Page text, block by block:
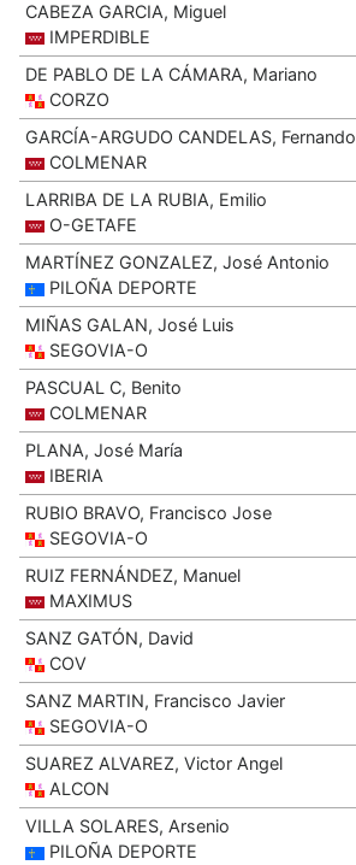
CABEZA GARCIA, Miguel
IMPERDIBLE
DE PABLO DE LA CÁMARA, Mariano
CORZO
GARCÍA-ARGUDO CANDELAS, Fernando
COLMENAR
LARRIBA DE LA RUBIA, Emilio
O-GETAFE
MARTÍNEZ GONZALEZ, José Antonio
PILOÑA DEPORTE
MIÑAS GALAN, José Luis
SEGOVIA-O
PASCUAL C, Benito
COLMENAR
PLANA, José María
IBERIA
RUBIO BRAVO, Francisco Jose
SEGOVIA-O
RUIZ FERNÁNDEZ, Manuel
MAXIMUS
SANZ GATÓN, David
COV
SANZ MARTIN, Francisco Javier
SEGOVIA-O
SUAREZ ALVAREZ, Victor Angel
ALCON
VILLA SOLARES, Arsenio
PILOÑA DEPORTE